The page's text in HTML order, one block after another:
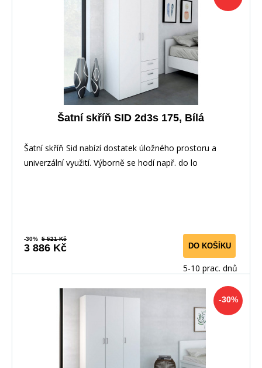
Šatní skříň SID 2d3s 175, Bílá
Šatní skříň Sid nabízí dostatek úložného prostoru a
univerzální využití. Výborně se hodí např. do lo
-30% 5 521 Kč
3 886 Kč DO KOŠÍKU
5-10 prac. dnů
-30%